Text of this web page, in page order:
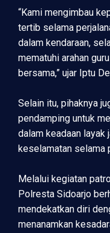
“Kami mengimbau
tertib selama
dalam kendaraan,
mematuhi arahan
bersama,” ujar Iptu
Selain itu, pihaknya
pendamping untuk
dalam keadaan layak
keselamatan selama
Melalui kegiatan
Polresta Sidoarjo
mendekatkan diri
menanamkan